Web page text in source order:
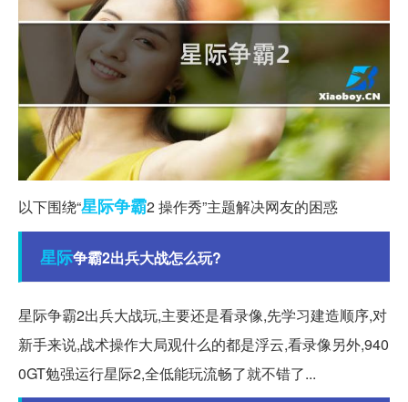
以下围绕“星际争霸2 操作秀”主题解决网友的困惑
星际争霸2出兵大战怎么玩?
星际争霸2出兵大战玩,主要还是看录像,先学习建造顺序,对
新手来说,战术操作大局观什么的都是浮云,看录像另外,940
0GT勉强运行星际2,全低能玩流畅了就不错了...